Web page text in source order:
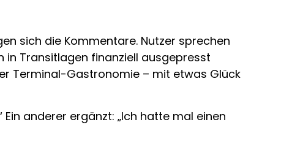
sich die Kommentare. Nutzer sprechen
in Transitlagen finanziell ausgepresst
Terminal-Gastronomie – mit etwas Glück
anderer ergänzt: „Ich hatte mal einen